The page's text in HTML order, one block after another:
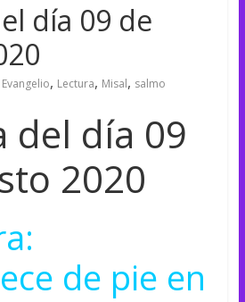
día 09 de
Evangelio, Lectura, Misal, salmo
del día 09
2020
de pie en